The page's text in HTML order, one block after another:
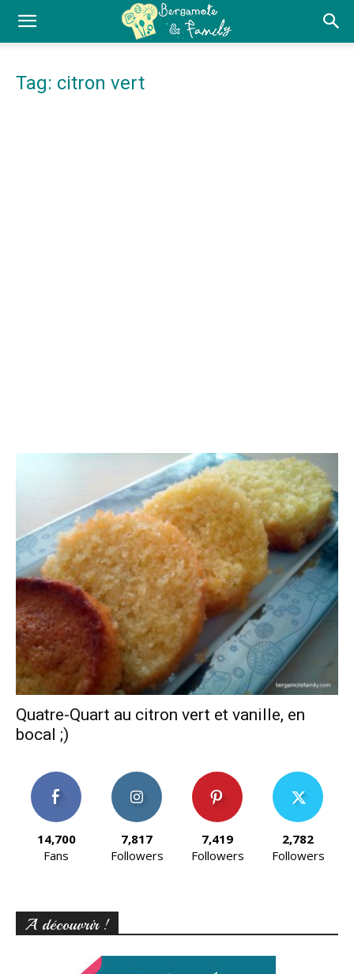
Tag: citron vert
Quatre-Quart au citron vert et vanille, en
bocal ;)
14,700
Fans
7,817
Followers
7,419
Followers
2,782
Followers
A découvrir !